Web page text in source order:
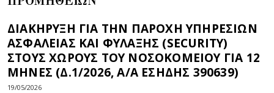
ΔΙΑΚΗΡΥΞΗ ΓΙΑ ΤΗΝ ΠΑΡΟΧΗ ΥΠΗΡΕΣΙΩΝ
ΑΣΦΑΛΕΙΑΣ ΚΑΙ ΦΥΛΑΞΗΣ (SECURITY)
ΣΤΟΥΣ ΧΩΡΟΥΣ ΤΟΥ ΝΟΣΟΚΟΜΕΙΟΥ ΓΙΑ 12
ΜΗΝΕΣ (Δ.1/2026, Α/Α ΕΣΗΔΗΣ 390639)
19/05/2026